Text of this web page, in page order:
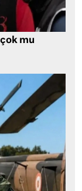
mu